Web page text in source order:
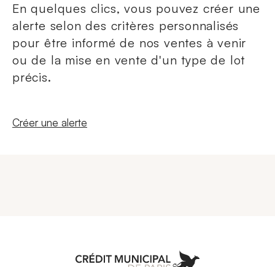
En quelques clics, vous pouvez créer une
alerte selon des critères personnalisés
pour être informé de nos ventes à venir
ou de la mise en vente d'un type de lot
précis.
Nouvelle fenêtre
Créer une alerte